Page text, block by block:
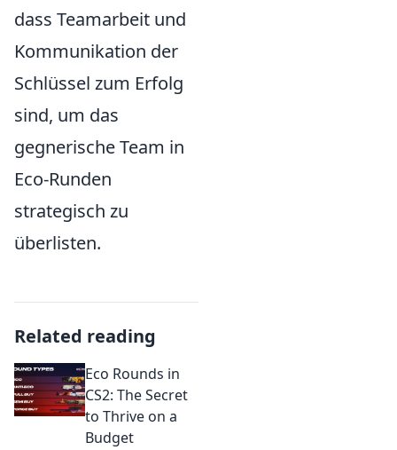
dass Teamarbeit und
Kommunikation der
Schlüssel zum Erfolg
sind, um das
gegnerische Team in
Eco-Runden
strategisch zu
überlisten.
Related reading
Eco Rounds in
CS2: The Secret
to Thrive on a
Budget